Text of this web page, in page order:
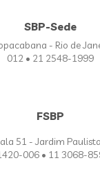
SBP-Sede
- Rio de
012 • 21 2548-1999
FSBP
51 - Jardim Paulista
006 • 11 3068-